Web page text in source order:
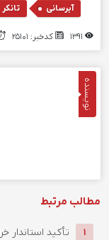
آبرسانی , تانکر
کدخبر: 25101
نویسنده
مطالب مرتبط
1 تأکید استاندار